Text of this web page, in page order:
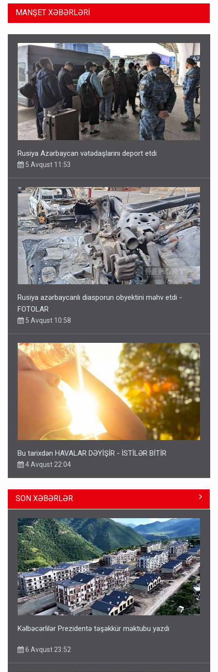
MANŞET XƏBƏRLƏRİ
Rusiya Azərbaycan vətədaşlarını deport etdi
5 Avqust 11:53
Rusiya azərbaycanlı diasporun obyektini məhv etdi -
FOTOLAR
5 Avqust 10:58
Bu tarixdən HAVALAR DƏYİŞİR - İSTİLƏR BİTİR
4 Avqust 22:04
ŞOK! David Seliverstov ölkədən qaçdı
6 Avqust 14:14
SON XƏBƏRLƏR
Kəlbəcərlilər Prezidentə təşəkkür məktubu yazdı
6 Avqust 23:52